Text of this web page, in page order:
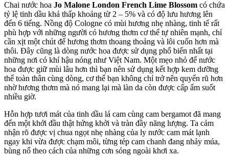
Chai nước hoa Jo Malone London French Lime Blossom có chứa
tỷ lệ tinh dầu khá thấp khoảng từ 2 – 5% và có độ lưu hương lên
đến 6 tiếng. Nồng độ Cologne có mùi hương nhẹ nhàng, tinh tế rất
phù hợp với những người có hương thơm cơ thể tự nhiên mạnh, chỉ
cần xịt một chút để hương thơm thoang thoảng và lôi cuốn hơn mà
thôi. Đây cũng là dòng nước hoa được sử dụng phổ biến nhất tại
những nơi có khí hậu nóng như Việt Nam. Một mẹo nhỏ để nước
hoa được giữ mùi lâu hơn thì bạn nên sử dụng kết hợp kem dưỡng
thể toàn thân cùng dòng, cơ thể bạn không chỉ trở nên quyến rũ hơn
nhờ hương thơm mà nó mang lại mà làn da còn được cấp ẩm suốt
nhiều giờ.
Hỗn hợp tươi mát của tinh dầu lá cam cùng cam bergamot đã mang
đến một khởi đầu thật hứng khởi và tràn đầy năng lượng. Ta cảm
nhận rõ được vị chua ngọt nhẹ nhàng của ly nước cam mát lạnh
ngay khi vừa được chạm môi, từng tép cam chanh đang nhảy múa,
bùng nổ theo cách của những cơn sóng ngoài khơi xa.